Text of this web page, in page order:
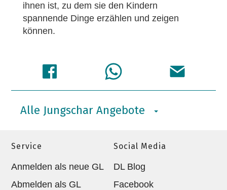
ihnen ist, zu dem sie den Kindern
spannende Dinge erzählen und zeigen
können.
Alle Jungschar Angebote
Service
Anmelden als neue GL
Abmelden als GL
Social Media
DL Blog
Facebook